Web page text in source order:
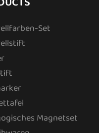
Set
Magnetset